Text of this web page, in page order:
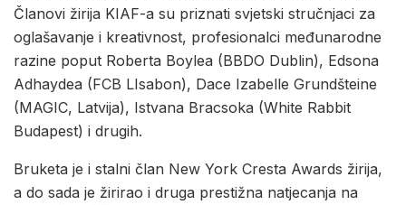
Članovi žirija KIAF-a su priznati svjetski stručnjaci za
oglašavanje i kreativnost, profesionalci međunarodne
razine poput Roberta Boylea (BBDO Dublin), Edsona
Adhaydea (FCB LIsabon), Dace Izabelle Grundšteine
(MAGIC, Latvija), Istvana Bracsoka (White Rabbit
Budapest) i drugih.
Bruketa je i stalni član New York Cresta Awards žirija,
a do sada je žirirao i druga prestižna natjecanja na